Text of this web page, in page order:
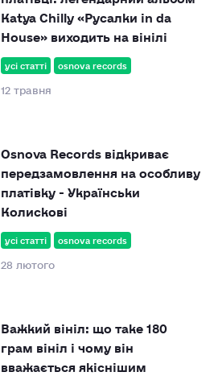
усі статті osnova records
12 травня
Katya Chilly «Русалки in da
House» виходить на вінілі
усі статті osnova records
28 лютого
Osnova Records відкриває
передзамовлення на особливу
платівку - Українськи
Колискові
Важкий вініл: що таке 180
грам вініл і чому він
вважається якіснішим